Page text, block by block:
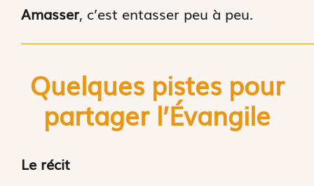
Amasser, c’est entasser peu à peu.
Quelques pistes pour
partager l’Évangile
Le récit